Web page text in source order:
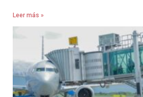
Leer más »